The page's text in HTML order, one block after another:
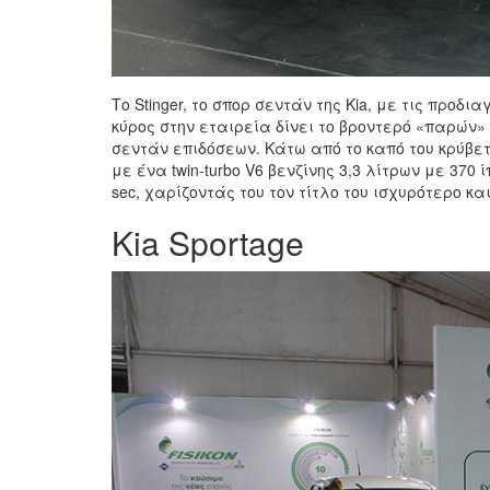
Το Stinger, το σπορ σεντάν της Kia, με τις
κύρος στην εταιρεία δίνει το βροντερό
σεντάν επιδόσεων. Κάτω από το καπό του
με ένα twin-turbo V6 βενζίνης 3,3 λίτρων με
sec, χαρίζοντάς του τον τίτλο του ισχυρότερο
Kia Sportage